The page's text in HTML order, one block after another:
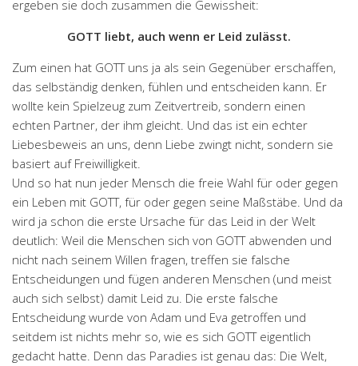
ergeben sie doch zusammen die Gewissheit:
GOTT liebt, auch wenn er Leid zulässt.
Zum einen hat GOTT uns ja als sein Gegenüber erschaffen,
das selbständig denken, fühlen und entscheiden kann. Er
wollte kein Spielzeug zum Zeitvertreib, sondern einen
echten Partner, der ihm gleicht. Und das ist ein echter
Liebesbeweis an uns, denn Liebe zwingt nicht, sondern sie
basiert auf Freiwilligkeit.
Und so hat nun jeder Mensch die freie Wahl für oder gegen
ein Leben mit GOTT, für oder gegen seine Maßstäbe. Und da
wird ja schon die erste Ursache für das Leid in der Welt
deutlich: Weil die Menschen sich von GOTT abwenden und
nicht nach seinem Willen fragen, treffen sie falsche
Entscheidungen und fügen anderen Menschen (und meist
auch sich selbst) damit Leid zu. Die erste falsche
Entscheidung wurde von Adam und Eva getroffen und
seitdem ist nichts mehr so, wie es sich GOTT eigentlich
gedacht hatte. Denn das Paradies ist genau das: Die Welt,